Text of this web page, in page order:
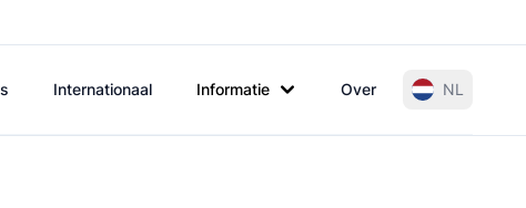
Internationaal Informatie Over NL